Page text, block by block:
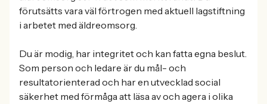
förutsätts vara väl förtrogen med aktuell lagstiftning
i arbetet med äldreomsorg.
Du är modig, har integritet och kan fatta egna beslut.
Som person och ledare är du mål- och
resultatorienterad och har en utvecklad social
säkerhet med förmåga att läsa av och agera i olika